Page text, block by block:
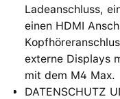
Ladeanschluss,
einen HDMI
externe Displays
mit dem M4 Max.
DATENSCHUTZ